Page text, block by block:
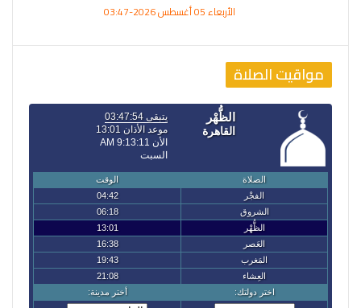
الأربعاء 05 أغسطس 2026-03:47
مواقيت الصلاة